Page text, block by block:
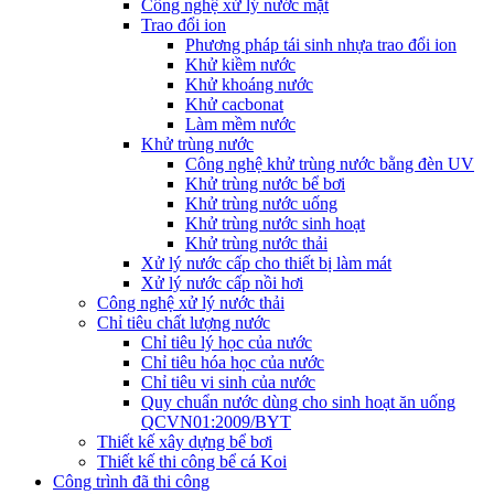
Công nghệ xử lý nước mặt
Trao đổi ion
Phương pháp tái sinh nhựa trao đổi ion
Khử kiềm nước
Khử khoáng nước
Khử cacbonat
Làm mềm nước
Khử trùng nước
Công nghệ khử trùng nước bằng đèn UV
Khử trùng nước bể bơi
Khử trùng nước uống
Khử trùng nước sinh hoạt
Khử trùng nước thải
Xử lý nước cấp cho thiết bị làm mát
Xử lý nước cấp nồi hơi
Công nghệ xử lý nước thải
Chỉ tiêu chất lượng nước
Chỉ tiêu lý học của nước
Chỉ tiêu hóa học của nước
Chỉ tiêu vi sinh của nước
Quy chuẩn nước dùng cho sinh hoạt ăn uống
QCVN01:2009/BYT
Thiết kế xây dựng bể bơi
Thiết kế thi công bể cá Koi
Công trình đã thi công